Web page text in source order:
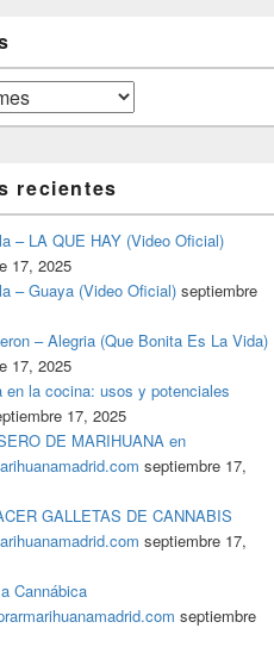
La Tienda Online Más
recientes
– LA QUE HAY (Video Oficial)
17, 2025
– Guaya (Video Oficial) septiembre
– Alegria (Que Bonita Es La Vida)
17, 2025
en la cocina: usos y potenciales
17, 2025
DE MARIHUANA en
septiembre 17,
GALLETAS DE CANNABIS
septiembre 17,
Cannábica
septiembre